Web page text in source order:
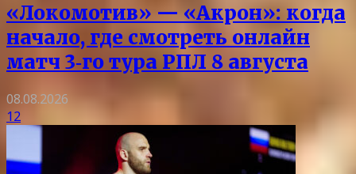
«Локомотив» — «Акрон»: когда
начало, где смотреть онлайн
матч 3‑го тура РПЛ 8 августа
08.08.2026
12